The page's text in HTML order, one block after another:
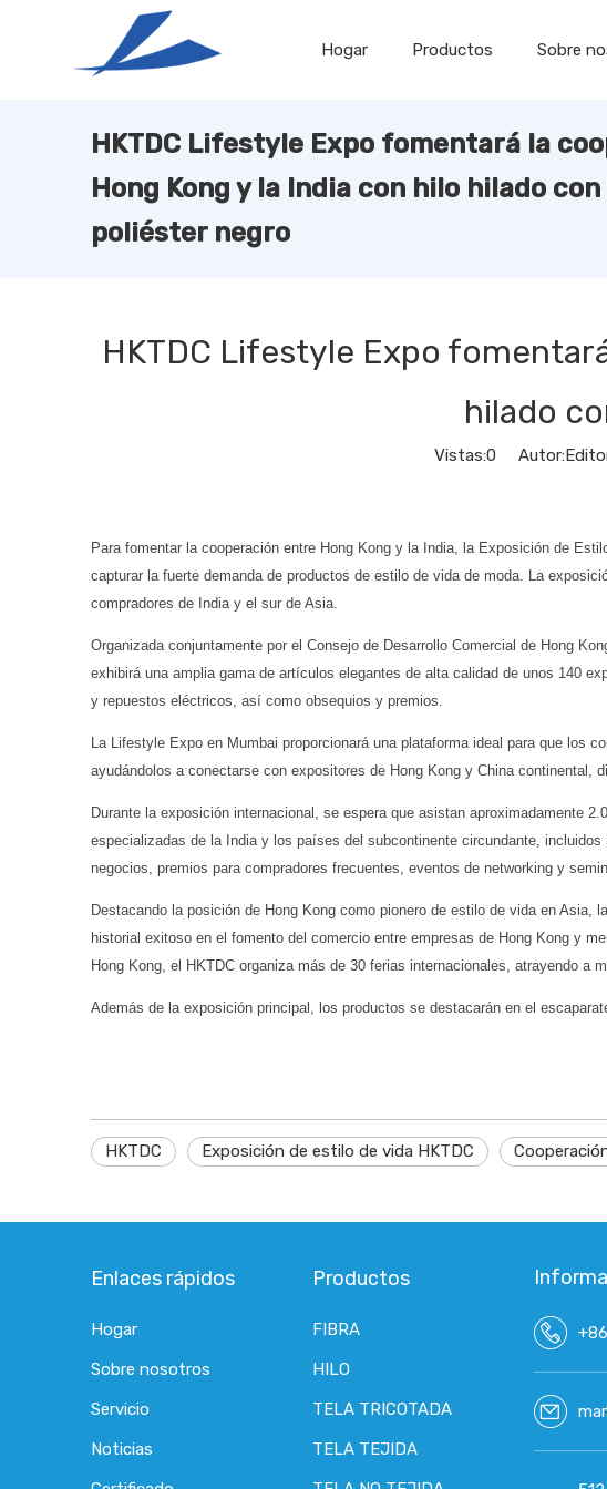
Hogar Productos Sobre
HKTDC Lifestyle Expo fomentará la
Hong Kong y la India con hilo hilado
poliéster negro
HKTDC Lifestyle Expo
hilado
Vistas:0
Para fomentar la cooperación entre Hong Kong y la India, la Exposición de
capturar la fuerte demanda de productos de estilo de vida de moda. La
compradores de India y el sur de Asia.
Organizada conjuntamente por el Consejo de Desarrollo Comercial de Hong
exhibirá una amplia gama de artículos elegantes de alta calidad de unos 140
y repuestos eléctricos, así como obsequios y premios.
La Lifestyle Expo en Mumbai proporcionará una plataforma ideal para que los
ayudándolos a conectarse con expositores de Hong Kong y China continental,
Durante la exposición internacional, se espera que asistan aproximadamente
especializadas de la India y los países del subcontinente circundante,
negocios, premios para compradores frecuentes, eventos de networking y
Destacando la posición de Hong Kong como pionero de estilo de vida en
historial exitoso en el fomento del comercio entre empresas de Hong Kong y
Hong Kong, el HKTDC organiza más de 30 ferias internacionales, atrayendo a
Además de la exposición principal, los productos se destacarán en el
HKTDC Exposición de estilo de vida HKTDC
Enlaces rápidos
Hogar
Sobre nosotros
Servicio
Noticias
Productos
FIBRA
HILO
TELA TRICOTADA
TELA TEJIDA